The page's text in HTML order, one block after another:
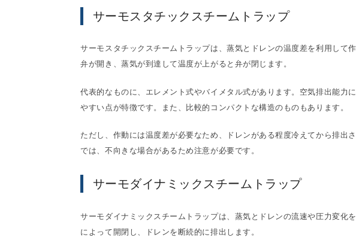
サーモスタチックスチームトラップ
サーモスタチックスチームトラップは、蒸気とドレンの温度差を利用して
弁が開き、蒸気が到達して温度が上がると弁が閉じます。
代表的なものに、エレメント式やバイメタル式があります。空気排出能力
やすい点が特徴です。また、比較的コンパクトな構造のものもあります。
ただし、作動には温度差が必要なため、ドレンがある程度冷えてから排出
では、不向きな場合があるため注意が必要です。
サーモダイナミックスチームトラップ
サーモダイナミックスチームトラップは、蒸気とドレンの流速や圧力変化
によって開閉し、ドレンを断続的に排出します。